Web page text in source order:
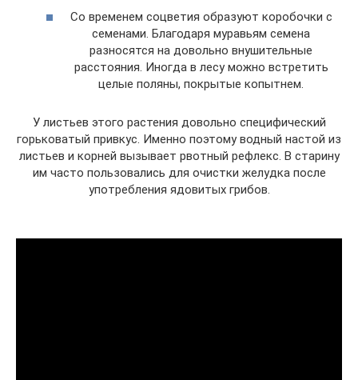
Со временем соцветия образуют коробочки с
семенами. Благодаря муравьям семена
разносятся на довольно внушительные
расстояния. Иногда в лесу можно встретить
целые поляны, покрытые копытнем.
У листьев этого растения довольно специфический
горьковатый привкус. Именно поэтому водный настой из
листьев и корней вызывает рвотный рефлекс. В старину
им часто пользовались для очистки желудка после
употребления ядовитых грибов.